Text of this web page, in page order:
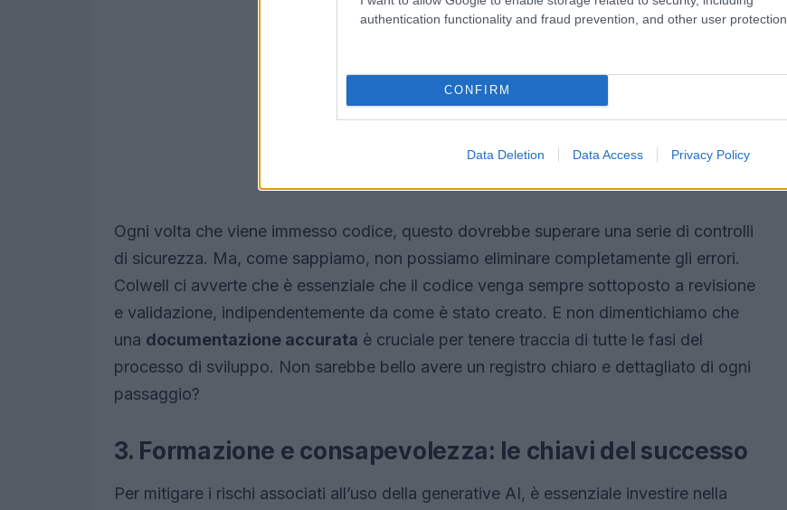
authentication functionality and fraud prevention, and other user protection.
CONFIRM
Data Deletion Data Access Privacy Policy
Ogni volta che viene immesso codice, questo dovrebbe superare una serie di controlli
di sicurezza. Ma, come sappiamo, non possiamo eliminare completamente gli errori.
Colwell ci avverte che è essenziale che il codice venga sempre sottoposto a revisione
e validazione, indipendentemente da come è stato creato. E non dimentichiamo che
una documentazione accurata è cruciale per tenere traccia di tutte le fasi del
processo di sviluppo. Non sarebbe bello avere un registro chiaro e dettagliato di ogni
passaggio?
3. Formazione e consapevolezza: le chiavi del successo
Per mitigare i rischi associati all’uso della generative AI, è essenziale investire nella